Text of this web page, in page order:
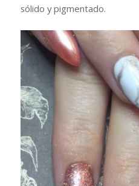
sólido y pigmentado.